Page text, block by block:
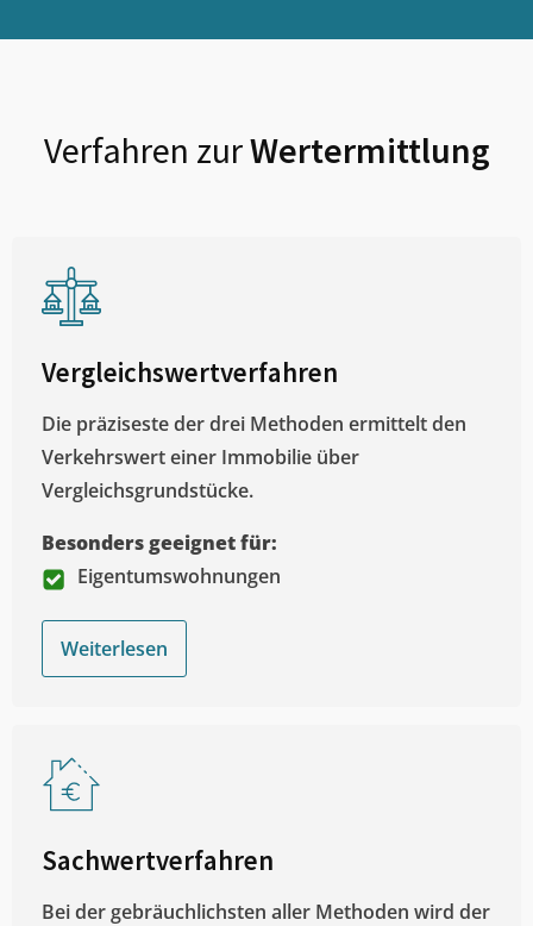
Verfahren zurWertermittlung
Vergleichswertverfahren
Die präziseste der drei Methoden ermittelt den
Verkehrswert einer Immobilie über
Vergleichsgrundstücke.
Besonders geeignet für:
Eigentumswohnungen
Weiterlesen
Sachwertverfahren
Bei der gebräuchlichsten aller Methoden wird der